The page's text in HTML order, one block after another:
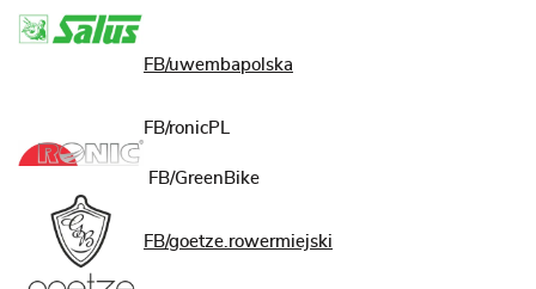
FB/uwembapolska
FB/ronicPL
FB/GreenBike
FB/goetze.rowermiejski